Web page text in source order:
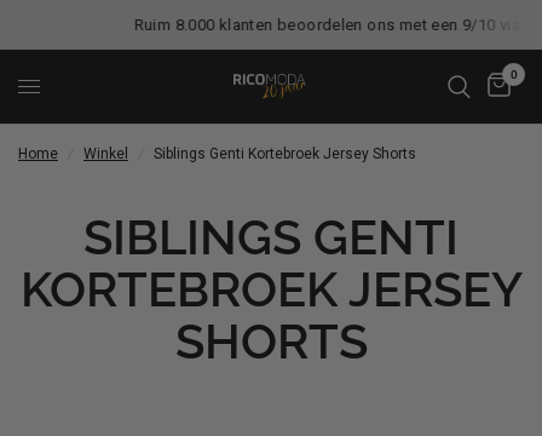
Ruim 8.000 klanten beoordelen ons met een 9/10 via Kiyoh
0
Home Winkel Siblings Genti Kortebroek Jersey Shorts
SIBLINGS GENTI
KORTEBROEK JERSEY
SHORTS